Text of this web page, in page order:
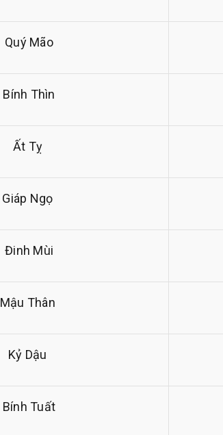
Quý Mão
Bính Thìn
Ất Tỵ
Giáp Ngọ
Đinh Mùi
Mậu Thân
Kỷ Dậu
Bính Tuất